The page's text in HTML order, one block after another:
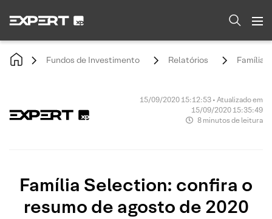
Fundos de Investimento Relatórios Família
15/09/2020 15:12:53 • Atualizado em
15/09/2020 15:35:49
8 minutos de leitura
Família Selection: confira o
resumo de agosto de 2020